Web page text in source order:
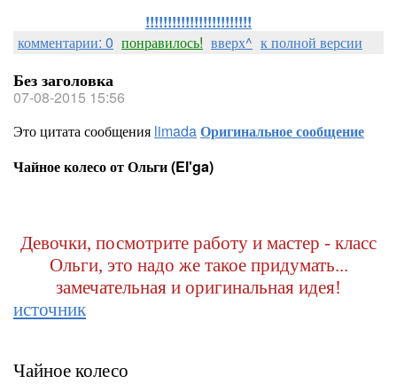
!!!!!!!!!!!!!!!!!!!!!!!!
комментарии: 0 понравилось! вверх^ к полной версии
Без заголовка
07-08-2015 15:56
Это цитата сообщения limadaОригинальное сообщение
Чайное колесо от Ольги (El'ga)
Девочки, посмотрите работу и мастер - класс
Ольги, это надо же такое придумать...
замечательная и оригинальная идея!
источник
Чайное колесо